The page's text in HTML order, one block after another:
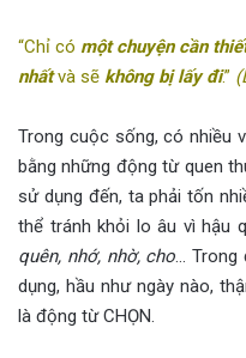
“Chỉ có một chuyện cần
nhấtvà sẽ không bị lấy đi.”
Trong cuộc sống, có nhiều
bằng những động từ quen
sử dụng đến, ta phải tốn
thể tránh khỏi lo âu vì hậu
quên, nhớ, nhờ, cho… Trong
dụng, hầu như ngày nào,
là động từ CHỌN.